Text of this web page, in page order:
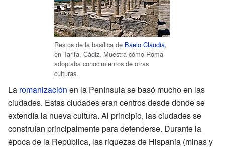
Restos de la basílica de Baelo Claudia,
en Tarifa, Cádiz. Muestra cómo Roma
adoptaba conocimientos de otras
culturas.
La romanización en la Península se basó mucho en las
ciudades. Estas ciudades eran centros desde donde se
extendía la nueva cultura. Al principio, las ciudades se
construían principalmente para defenderse. Durante la
época de la República, las riquezas de Hispania (minas y